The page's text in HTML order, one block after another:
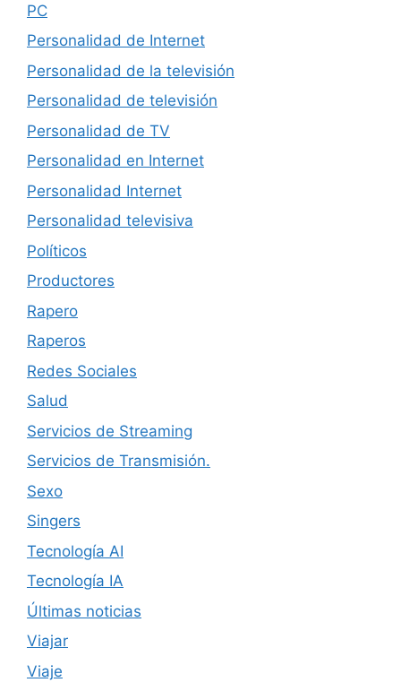
PC
Personalidad de Internet
Personalidad de la televisión
Personalidad de televisión
Personalidad de TV
Personalidad en Internet
Personalidad Internet
Personalidad televisiva
Políticos
Productores
Rapero
Raperos
Redes Sociales
Salud
Servicios de Streaming
Servicios de Transmisión.
Sexo
Singers
Tecnología AI
Tecnología IA
Últimas noticias
Viajar
Viaje